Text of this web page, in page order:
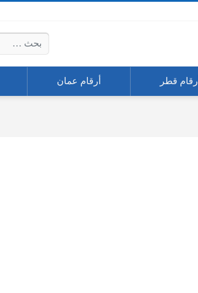
البحث عن:
أرقام قطر أرقام عمان